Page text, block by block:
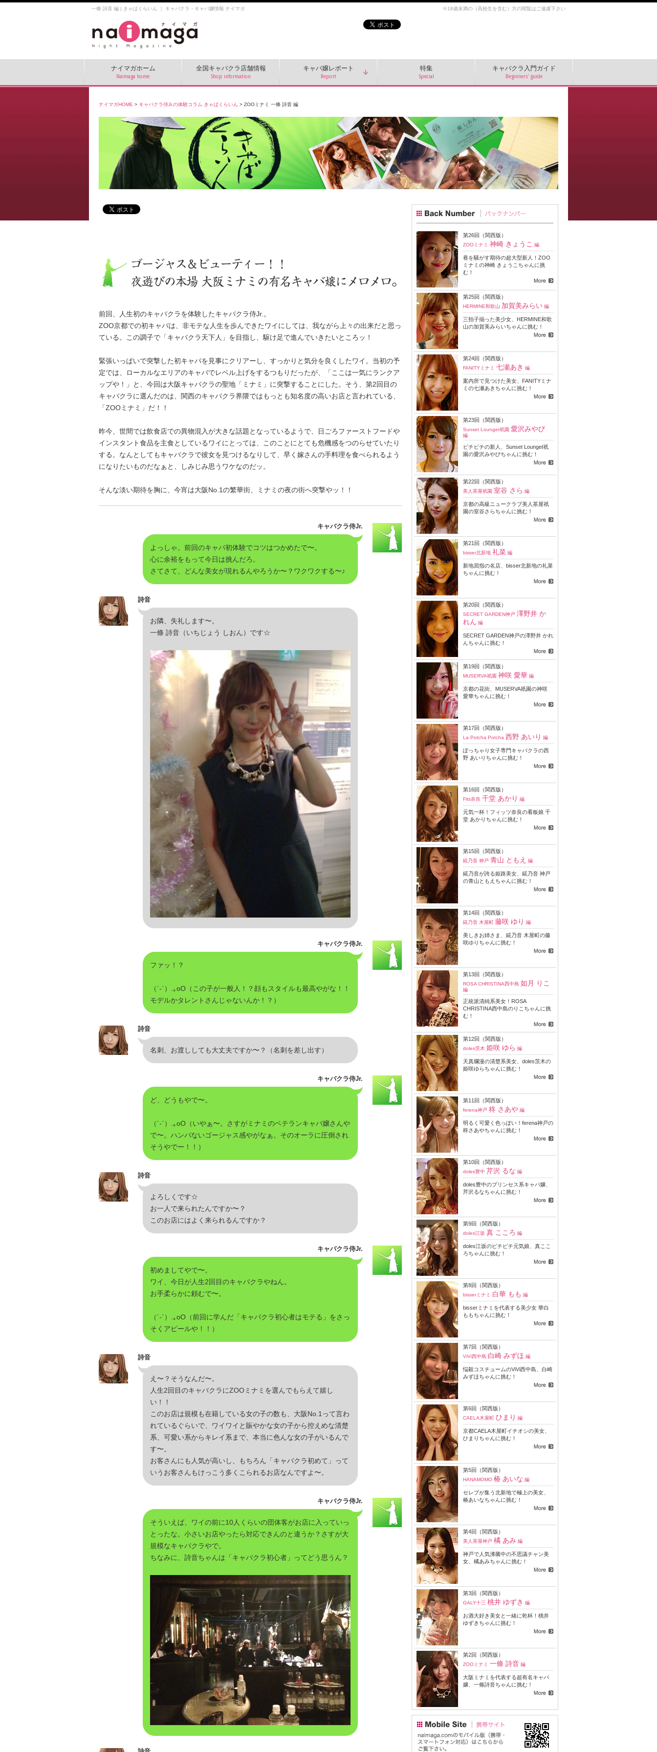
一條 詩音 編 | きゃばくらいん ｜ キャバクラ・キャバ嬢情報 ナイマガ ※18歳未満の（高校生を含む）方の閲覧はご遠慮下さい
ナイマガホーム
Naimaga home
全国キャバクラ店舗情報
Shop information
キャバ嬢レポート
Report
特集
Special
キャバクラ入門ガイド
Beginners' guide
ナイマガHOME > キャバクラ侍Jr.の体験コラム きゃばくらいん > ZOOミナミ 一條 詩音 編
前回、人生初のキャバクラを体験したキャバクラ侍Jr.。
ZOO京都での初キャバは、非モテな人生を歩んできたワイにしては、我ながら上々の出来だと思っ
ている。この調子で「キャバクラ天下人」を目指し、駆け足で進んでいきたいところッ！
緊張いっぱいで突撃した初キャバを見事にクリアーし、すっかりと気分を良くしたワイ。当初の予
定では、ローカルなエリアのキャバでレベル上げをするつもりだったが、「ここは一気にランクア
ップや！」と、今回は大阪キャバクラの聖地「ミナミ」に突撃することにした。そう、第2回目の
キャバクラに選んだのは、関西のキャバクラ界隈ではもっとも知名度の高いお店と言われている、
「ZOOミナミ」だ！！
昨今、世間では飲食店での異物混入が大きな話題となっているようで、日ごろファーストフードや
インスタント食品を主食としているワイにとっては、このことにとても危機感をつのらせていたり
する。なんとしてもキャバクラで彼女を見つけるなりして、早く嫁さんの手料理を食べられるよう
になりたいものだなぁと、しみじみ思うワケなのだッ。
そんな淡い期待を胸に、今宵は大阪No.1の繁華街、ミナミの夜の街へ突撃やッ！！
キャバクラ侍Jr.
よっしゃ。前回のキャバ初体験でコツはつかめたで〜。
心に余裕をもって今日は挑んだろ。
さてさて、どんな美女が現れるんやろうか〜？ワクワクする〜♪
詩音
お隣、失礼します〜。
一條 詩音（いちじょう しおん）です☆
キャバクラ侍Jr.
ファッ！？
（´-`）.｡oO（この子が一般人！？顔もスタイルも最高やがな！！
モデルかタレントさんじゃないんか！？）
詩音
名刺、お渡ししても大丈夫ですか〜？（名刺を差し出す）
キャバクラ侍Jr.
ど、どうもやで〜。
（´-`）.｡oO（いやぁ〜。さすがミナミのベテランキャバ嬢さんや
で〜。ハンパないゴージャス感やがなぁ。そのオーラに圧倒され
そうやでー！！）
詩音
よろしくです☆
お一人で来られたんですか〜？
このお店にはよく来られるんですか？
キャバクラ侍Jr.
初めましてやで〜。
ワイ、今日が人生2回目のキャバクラやねん。
お手柔らかに頼むで〜。
（´-`）.｡oO（前回に学んだ「キャバクラ初心者はモテる」をさっ
そくアピールや！！）
詩音
え〜？そうなんだ〜。
人生2回目のキャバクラにZOOミナミを選んでもらえて嬉し
い！！
このお店は規模も在籍している女の子の数も、大阪No.1って言わ
れているぐらいで、ワイワイと賑やかな女の子から控えめな清楚
系、可愛い系からキレイ系まで、本当に色んな女の子がいるんで
す〜。
お客さんにも人気が高いし、もちろん「キャバクラ初めて」って
いうお客さんもけっこう多くこられるお店なんですよ〜。
キャバクラ侍Jr.
そういえば、ワイの前に10人くらいの団体客がお店に入っていっ
とったな。小さいお店やったら対応できんのと違うか？さすが大
規模なキャバクラやで。
ちなみに、詩音ちゃんは「キャバクラ初心者」ってどう思うん？
第26回（関西版）
ZOOミナミ 神崎 きょうこ 編
巷を騒がす期待の超大型新人！ZOO
ミナミの神崎 きょうこちゃんに挑
む！
第25回（関西版）
HERMINE和歌山 加賀美みらい 編
三拍子揃った美少女、HERMINE和歌
山の加賀美みらいちゃんに挑む！
第24回（関西版）
FANITYミナミ 七瀬あき 編
案内所で見つけた美女、FANITYミナ
ミの七瀬あきちゃんに挑む！
第23回（関西版）
Sunset Lounget祇園 愛沢みやび
編
ピチピチの新人、Sunset Lounget祇
園の愛沢みやびちゃんに挑む！
第22回（関西版）
美人茶屋祇園 室谷 さら 編
京都の高級ニュークラブ美人茶屋祇
園の室谷さらちゃんに挑む！
第21回（関西版）
bisser北新地 礼菜 編
新地屈指の名店、bisser北新地の礼菜
ちゃんに挑む！
第20回（関西版）
SECRET GARDEN神戸 澤野井 か
れん 編
SECRET GARDEN神戸の澤野井 かれ
んちゃんに挑む！
第19回（関西版）
MUSERVA祇園 神咲 愛華 編
京都の花街、MUSERVA祇園の神咲
愛華ちゃんに挑む！
第17回（関西版）
La Potcha Potcha 西野 あいり 編
ぽっちゃり女子専門キャバクラの西
野 あいりちゃんに挑む！
第16回（関西版）
Fits奈良 千堂 あかり 編
元気一杯！フィッツ奈良の看板娘 千
堂 あかりちゃんに挑む！
第15回（関西版）
錵乃音 神戸 青山 ともえ 編
錵乃音が誇る姫路美女、錵乃音 神戸
の青山ともえちゃんに挑む！
第14回（関西版）
錵乃音 木屋町 藤咲 ゆり 編
美しきお姉さま、錵乃音 木屋町の藤
咲ゆりちゃんに挑む！
第13回（関西版）
ROSA CHRISTINA西中島 如月 りこ
編
正統派清純系美女！ROSA
CHRISTINA西中島のりこちゃんに挑
む！
第12回（関西版）
doles茨木 姫咲 ゆら 編
天真爛漫の清楚系美女、doles茨木の
姫咲ゆらちゃんに挑む！
第11回（関西版）
ferena神戸 柊 さあや 編
明るく可愛く色っぽい！ferena神戸の
柊さあやちゃんに挑む！
第10回（関西版）
doles豊中 芹沢 るな 編
doles豊中のプリンセス系キャバ嬢、
芹沢るなちゃんに挑む！
第9回（関西版）
doles江坂 真 こころ 編
doles江坂のピチピチ元気娘、真ここ
ろちゃんに挑む！
第8回（関西版）
bisserミナミ 白華 もも 編
bisserミナミを代表する美少女 華白
ももちゃんに挑む！
第7回（関西版）
ViVi西中島 白崎 みずほ 編
悩殺コスチュームのViVi西中島、白崎
みずほちゃんに挑む！
第6回（関西版）
CAELA木屋町 ひまり 編
京都CAELA木屋町イチオシの美女、
ひまりちゃんに挑む！
第5回（関西版）
HANAMOMO 椿 あいな 編
セレブが集う北新地で極上の美女、
椿あいなちゃんに挑む！
第4回（関西版）
美人茶屋神戸 橘 あみ 編
神戸で人気沸騰中の不思議チャン美
女、橘あみちゃんに挑む！
第3回（関西版）
GALY十三 桃井 ゆずき 編
お酒大好き美女と一緒に乾杯！桃井
ゆずきちゃんに挑む！
第2回（関西版）
ZOOミナミ 一條 詩音 編
大阪ミナミを代表する超有名キャバ
嬢、一條詩音ちゃんに挑む！